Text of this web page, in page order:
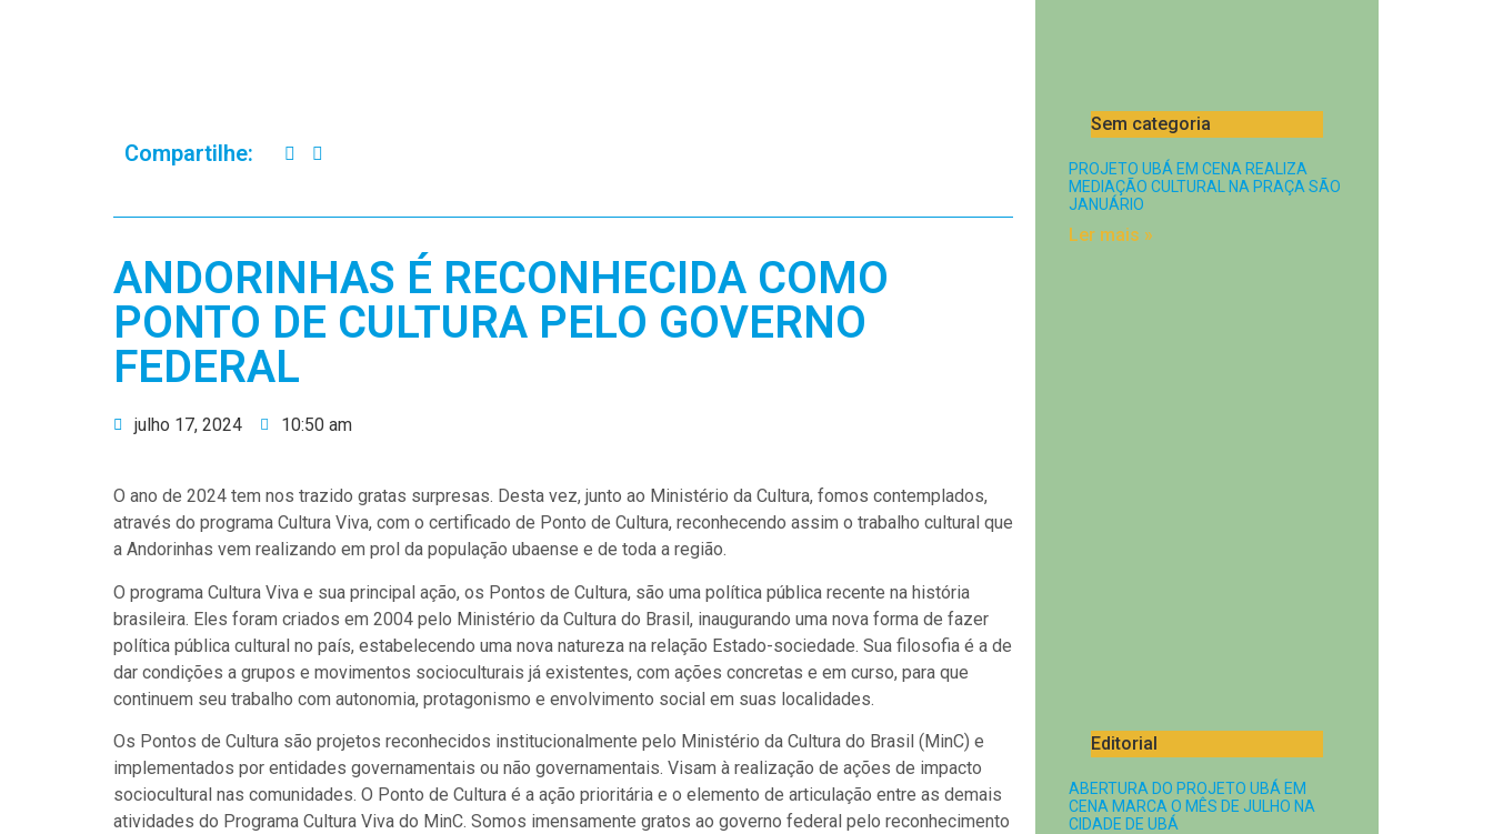
Compartilhe:
ANDORINHAS É RECONHECIDA COMO
PONTO DE CULTURA PELO GOVERNO
FEDERAL
julho 17, 2024 10:50 am
O ano de 2024 tem nos trazido gratas surpresas. Desta vez, junto ao Ministério da Cultura, fomos contemplados,
através do programa Cultura Viva, com o certificado de Ponto de Cultura, reconhecendo assim o trabalho cultural que
a Andorinhas vem realizando em prol da população ubaense e de toda a região.
O programa Cultura Viva e sua principal ação, os Pontos de Cultura, são uma política pública recente na história
brasileira. Eles foram criados em 2004 pelo Ministério da Cultura do Brasil, inaugurando uma nova forma de fazer
política pública cultural no país, estabelecendo uma nova natureza na relação Estado-sociedade. Sua filosofia é a de
dar condições a grupos e movimentos socioculturais já existentes, com ações concretas e em curso, para que
continuem seu trabalho com autonomia, protagonismo e envolvimento social em suas localidades.
Os Pontos de Cultura são projetos reconhecidos institucionalmente pelo Ministério da Cultura do Brasil (MinC) e
implementados por entidades governamentais ou não governamentais. Visam à realização de ações de impacto
sociocultural nas comunidades. O Ponto de Cultura é a ação prioritária e o elemento de articulação entre as demais
atividades do Programa Cultura Viva do MinC. Somos imensamente gratos ao governo federal pelo reconhecimento
Sem categoria
PROJETO UBÁ EM CENA REALIZA
MEDIAÇÃO CULTURAL NA PRAÇA SÃO
JANUÁRIO
Ler mais »
Editorial
ABERTURA DO PROJETO UBÁ EM
CENA MARCA O MÊS DE JULHO NA
CIDADE DE UBÁ